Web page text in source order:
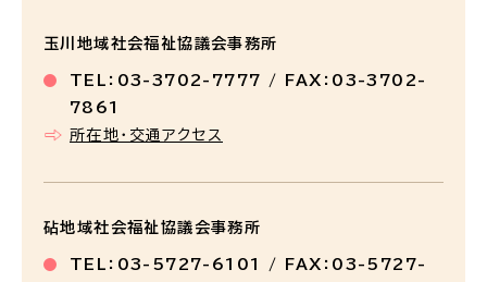
玉川地域社会福祉協議会事務所
TEL：03-3702-7777 / FAX：03-3702-
7861
所在地・交通アクセス
砧地域社会福祉協議会事務所
TEL：03-5727-6101 / FAX：03-5727-